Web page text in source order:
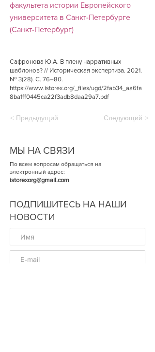
факультета истории Европейского
университета в Санкт-Петербурге
(Санкт-Петербург)
Сафронова Ю.А. В плену нарративных
шаблонов? // Историческая экспертиза. 2021.
№ 3(28). С. 76–80.
https://www.istorex.org/_files/ugd/2fab34_aa6fa
8ba1ff0445ca22f3adb8daa29a7.pdf
< Предыдущий Следующий >
МЫ НА СВЯЗИ
По всем вопросам обращаться на
электронный адрес:
istorexorg@gmail.com
ПОДПИШИТЕСЬ НА НАШИ
НОВОСТИ